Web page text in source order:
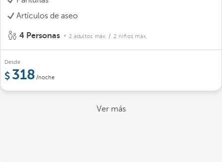
Artículos de aseo
4 Personas 2 adultos máx. / 2 niños máx.
Desde
318 /noche
Ver más